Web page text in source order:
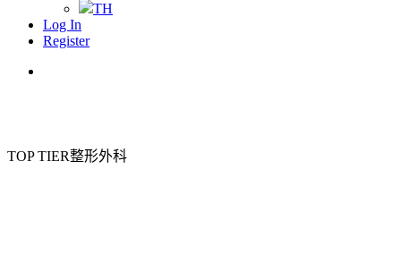
TH
Log In
Register
TOP TIER整形外科